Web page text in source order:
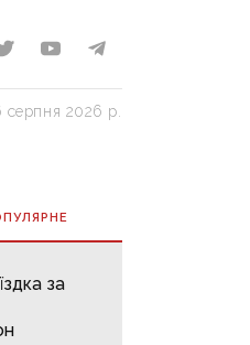
серпня 2026 р.
за